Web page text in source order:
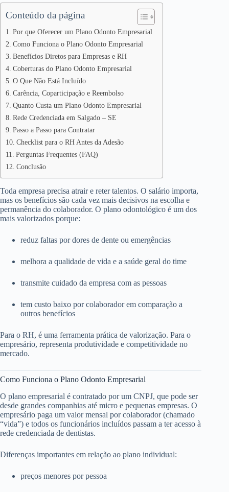
Conteúdo da página
Por que Oferecer um Plano Odonto Empresarial
Como Funciona o Plano Odonto Empresarial
Benefícios Diretos para Empresas e RH
Coberturas do Plano Odonto Empresarial
O Que Não Está Incluído
Carência, Coparticipação e Reembolso
Quanto Custa um Plano Odonto Empresarial
Rede Credenciada em Salgado – SE
Passo a Passo para Contratar
Checklist para o RH Antes da Adesão
Perguntas Frequentes (FAQ)
Conclusão
Toda empresa precisa atrair e reter talentos. O salário importa,
mas os benefícios são cada vez mais decisivos na escolha e
permanência do colaborador. O plano odontológico é um dos
mais valorizados porque:
reduz faltas por dores de dente ou emergências
melhora a qualidade de vida e a saúde geral do time
transmite cuidado da empresa com as pessoas
tem custo baixo por colaborador em comparação a
outros benefícios
Para o RH, é uma ferramenta prática de valorização. Para o
empresário, representa produtividade e competitividade no
mercado.
Como Funciona o Plano Odonto Empresarial
O plano empresarial é contratado por um CNPJ, que pode ser
desde grandes companhias até micro e pequenas empresas. O
empresário paga um valor mensal por colaborador (chamado
“vida”) e todos os funcionários incluídos passam a ter acesso à
rede credenciada de dentistas.
Diferenças importantes em relação ao plano individual:
preços menores por pessoa